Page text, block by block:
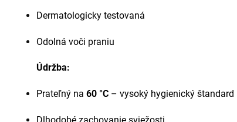
Dermatologicky testovaná
Odolná voči praniu
Údržba:
Prateľný na 60 °C – vysoký hygienický štandard